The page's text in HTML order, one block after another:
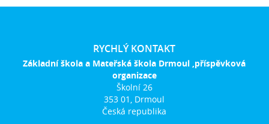
RYCHLÝ KONTAKT
Základní škola a Mateřská škola Drmoul ,příspěvková
organizace
Školní 26
353 01, Drmoul
Česká republika